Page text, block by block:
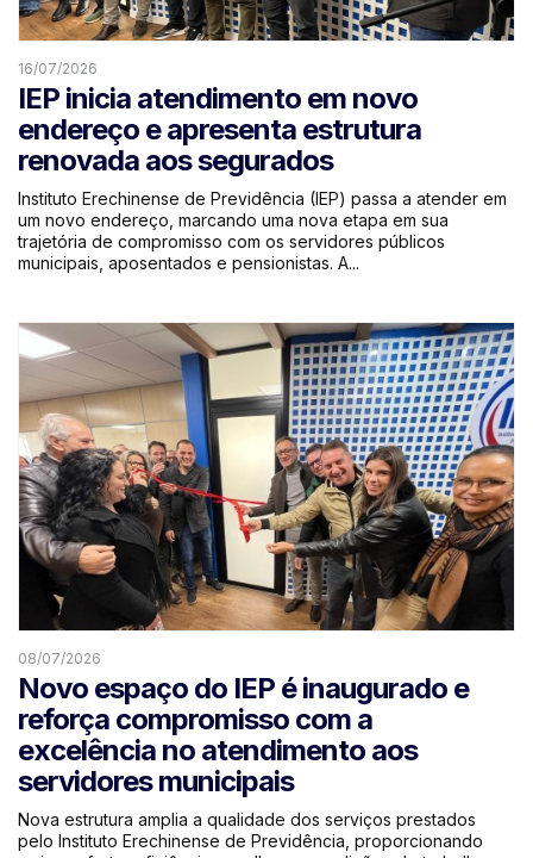
16/07/2026
IEP inicia atendimento em novo
endereço e apresenta estrutura
renovada aos segurados
​​Instituto Erechinense de Previdência (IEP) passa a atender em
um novo endereço, marcando uma nova etapa em sua
trajetória de compromisso com os servidores públicos
municipais, aposentados e pensionistas. A...
08/07/2026
Novo espaço do IEP é inaugurado e
reforça compromisso com a
excelência no atendimento aos
servidores municipais
Nova estrutura amplia a qualidade dos serviços prestados
pelo Instituto Erechinense de Previdência, proporcionando